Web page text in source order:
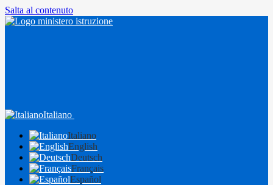
Salta al contenuto
Italiano
Italiano
English
Deutsch
Français
Español